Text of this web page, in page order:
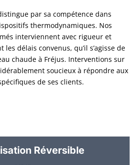
par sa compétence dans
thermodynamiques. Nos
interviennent avec rigueur et
délais convenus, qu’il s’agisse de
chaude à Fréjus. Interventions sur
soucieux à répondre aux
de ses clients.
Réversible